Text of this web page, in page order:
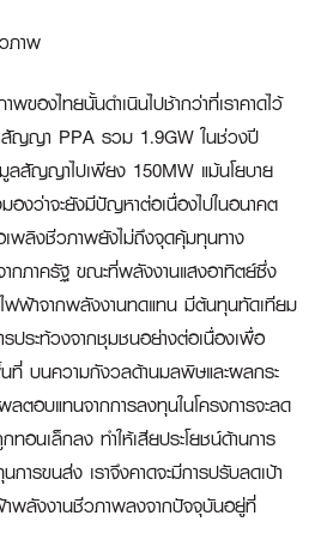
ภาพ
ของไทยนั้นดำเนินไปช้ากว่าที่เราคาดไว้
สัญญา PPA รวม 1.9GW ในช่วงปี
ลสัญญาไปเพียง 150MW แม้นโยบาย
องว่าจะยังมีปัญหาต่อเนื่องไปในอนาคต
พลิงชีวภาพยังไม่ถึงจุดคุ้มทุนทาง
กภาครัฐ ขณะที่พลังงานแสงอาทิตย์ซึ่ง
ฟฟ้าจากพลังงานทดแทน มีต้นทุนทัดเทียม
ระท้วงจากชุมชนอย่างต่อเนื่องเพื่อ
นที่ บนความกังวลด้านมลพิษและผลกระ
ตอบแทนจากการลงทุนในโครงการจะลด
นเล็กลง ทำให้เสียประโยชน์ด้านการ
ารขนส่ง เราจึงคาดจะมีการปรับลดเป้า
าพลังงานชีวภาพลงจากปัจจุบันอยู่ที่